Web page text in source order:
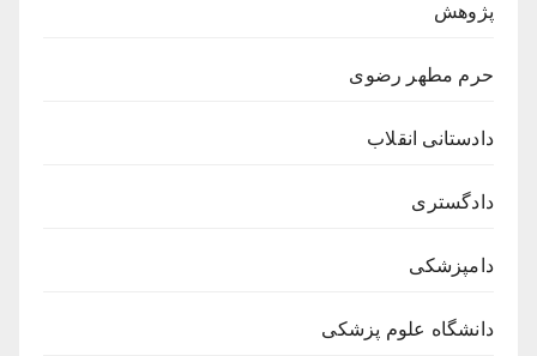
پژوهش
حرم مطهر رضوی
دادستانی انقلاب
دادگستری
دامپزشکی
دانشگاه علوم پزشکی